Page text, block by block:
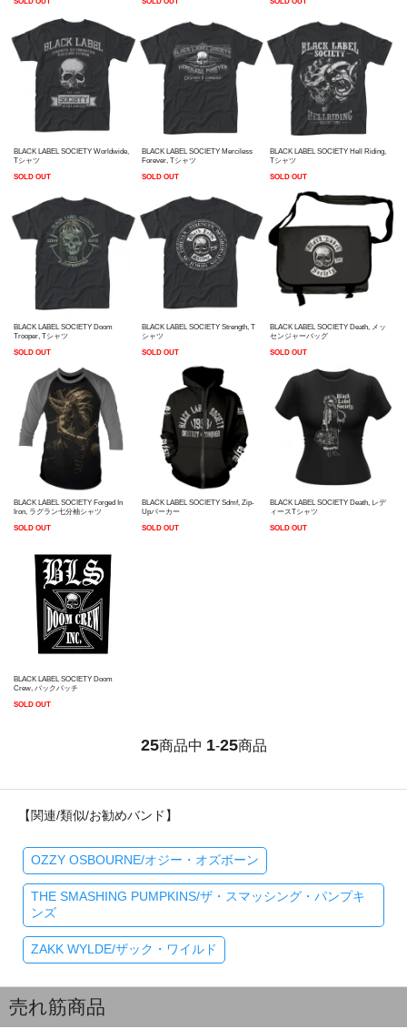
BLACK LABEL SOCIETY Worldwide,
Tシャツ
SOLD OUT
BLACK LABEL SOCIETY Merciless
Forever, Tシャツ
SOLD OUT
BLACK LABEL SOCIETY Hell Riding,
Tシャツ
SOLD OUT
BLACK LABEL SOCIETY Doom
Trooper, Tシャツ
SOLD OUT
BLACK LABEL SOCIETY Strength, T
シャツ
SOLD OUT
BLACK LABEL SOCIETY Death, メッ
センジャーバッグ
SOLD OUT
BLACK LABEL SOCIETY Forged In
Iron, ラグラン七分袖シャツ
SOLD OUT
BLACK LABEL SOCIETY Sdmf, Zip-
Upパーカー
SOLD OUT
BLACK LABEL SOCIETY Death, レデ
ィースTシャツ
SOLD OUT
BLACK LABEL SOCIETY Doom
Crew, バックパッチ
SOLD OUT
25商品中 1-25商品
【関連/類似/お勧めバンド】
OZZY OSBOURNE/オジー・オズボーン
THE SMASHING PUMPKINS/ザ・スマッシング・パンプキ
ンズ
ZAKK WYLDE/ザック・ワイルド
売れ筋商品